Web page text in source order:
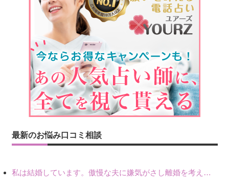
最新のお悩み口コミ相談
私は結婚しています。傲慢な夫に嫌気がさし離婚を考えていたときに、彼と出会いました。彼には恋人がいましたが、話をするうちに、夫とのことを相談するようにな